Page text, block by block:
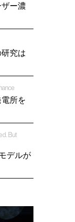
ー濃
究は
所を
But
デルが